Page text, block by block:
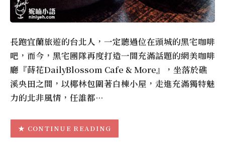
長跑宜蘭旅遊的台北人，一定聽過位在頭城的黑宅咖啡
吧，而今，黑宅團隊再度打造一間充滿話題的網美咖啡
廳『蒔花DailyBlossom Cafe & More』，坐落於礁
溪央田之間，以椰林包圍著白棟小屋，走進充滿獨特魅
力的北非風情，任誰都…
CONTINUE READING